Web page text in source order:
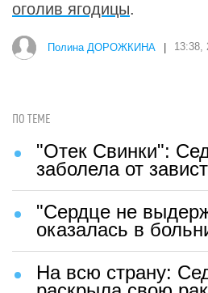
оголив ягодицы.
Полина ДОРОЖКИНА 13:38,
ПО ТЕМЕ
"Отек Свинки":
заболела от
"Сердце не
оказалась в
На всю страну: